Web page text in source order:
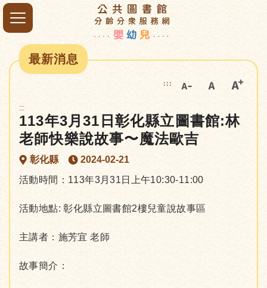
最新消息
:::
:::
113年3月31日彰化縣立圖書館:林
老師快樂說故事〜魔法歐吉
彰化縣
2024-02-21
活動時間：113年3月31日上午10:30-11:00
活動地點: 彰化縣立圖書館2樓兒童說故事區
主講者：施芳宜 老師
故事簡介：